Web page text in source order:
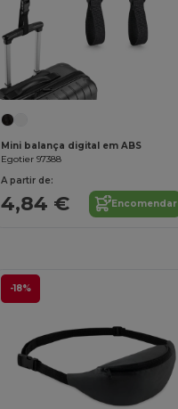
Mini balança digital em ABS
Egotier 97388
A partir de:
4,84 € Encomendar
-18%